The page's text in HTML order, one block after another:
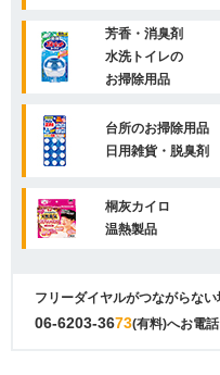
芳香・消臭剤
水洗トイレの
お掃除用品
台所のお掃除用品
日用雑貨・脱臭剤
桐灰カイロ
温熱製品
フリーダイヤルがつながらない
06-6203-3673(有料)へお電話